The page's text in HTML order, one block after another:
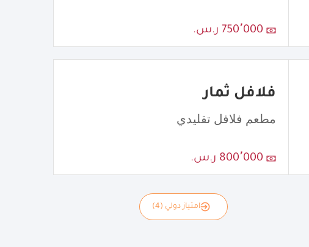
750٬000 ر.س.
فلافل ثمار
مطعم فلافل تقليدي
800٬000 ر.س.
امتياز دولي (4)